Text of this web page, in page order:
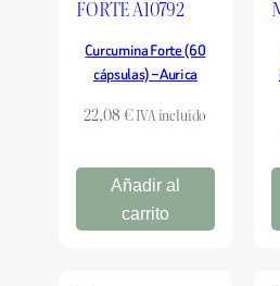
Curcumina Forte (60
cápsulas) – Aurica
22,08€ IVA incluido
Añadir al
carrito